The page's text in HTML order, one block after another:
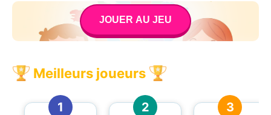
JOUER AU JEU
Meilleurs joueurs
1 2 3